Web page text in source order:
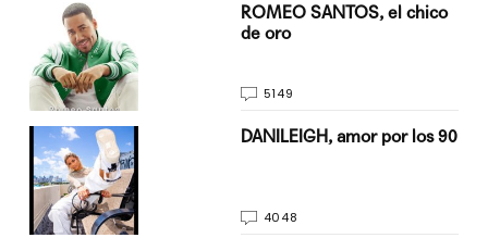
ROMEO SANTOS, el chico
de oro
5149
DANILEIGH, amor por los 90
4048